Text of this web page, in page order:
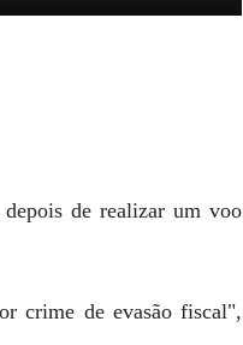
de realizar um voo
crime de evasão fiscal",